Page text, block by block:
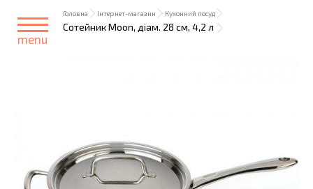
menu
Головна Інтернет-магазин Кухонний посуд
Сотейник Moon, діам. 28 см, 4,2 л